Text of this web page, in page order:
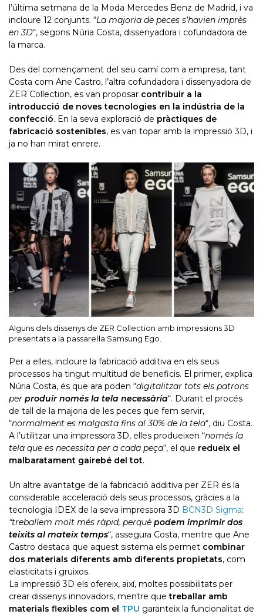
l’última setmana de la Moda Mercedes Benz de Madrid, i va
incloure 12 conjunts. “La majoria de peces s’havien imprès
en 3D“, segons Núria Costa, dissenyadora i cofundadora de
la marca.
Des del començament del seu camí com a empresa, tant
Costa com Ane Castro, l’altra cofundadora i dissenyadora de
ZER Collection, es van proposar contribuir a la
introducció de noves tecnologies en la indústria de la
confecció. En la seva exploració de pràctiques de
fabricació sostenibles, es van topar amb la impressió 3D, i
ja no han mirat enrere.
Alguns dels dissenys de ZER Collection amb impressions 3D
presentats a la passarel·la Samsung Ego.
Per a elles, incloure la fabricació additiva en els seus
processos ha tingut multitud de beneficis. El primer, explica
Núria Costa, és que ara poden “digitalitzar tots els patrons
per produir només la tela necessària“. Durant el procés
de tall de la majoria de les peces que fem servir,
“normalment es malgasta fins al 30% de la tela“, diu Costa.
A l’utilitzar una impressora 3D, elles produeixen “només la
tela que es necessita per a cada peça“, el que redueix el
malbaratament gairebé del tot.
Un altre avantatge de la fabricació additiva per ZER és la
considerable acceleració dels seus processos, gràcies a la
tecnologia IDEX de la seva impressora 3D BCN3D Sigma:
“treballem molt més ràpid, perquè podem imprimir dos
teixits al mateix temps“, assegura Costa, mentre que Ane
Castro destaca que aquest sistema els permet combinar
dos materials diferents amb diferents propietats, com
elasticitats i gruixos.
La impressió 3D els ofereix, així, moltes possibilitats per
crear dissenys innovadors, mentre que treballar amb
materials flexibles com el TPU garanteix la funcionalitat de